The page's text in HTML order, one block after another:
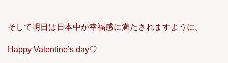
そして明日は日本中が幸福感に満たされますように。
Happy Valentine’s day♡